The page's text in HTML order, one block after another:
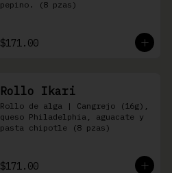
pepino. (8 pzas)
$171.00
Rollo Ikari
Rollo de alga | Cangrejo (16g),
queso Philadelphia, aguacate y
pasta chipotle (8 pzas)
$171.00